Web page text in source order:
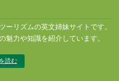
ーリズムの英文姉妹サイトです。
魅力や知識を紹介しています。
読む